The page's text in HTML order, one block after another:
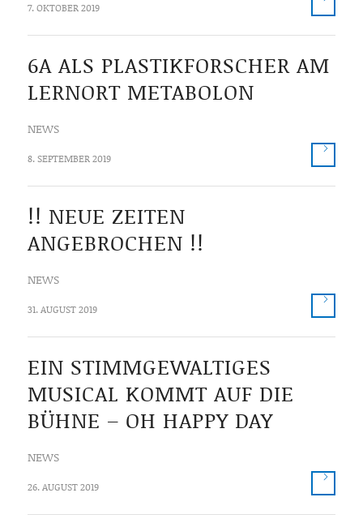
7. OKTOBER 2019
6A ALS PLASTIKFORSCHER AM
LERNORT METABOLON
NEWS
8. SEPTEMBER 2019
!! NEUE ZEITEN
ANGEBROCHEN !!
NEWS
31. AUGUST 2019
EIN STIMMGEWALTIGES
MUSICAL KOMMT AUF DIE
BÜHNE – OH HAPPY DAY
NEWS
26. AUGUST 2019